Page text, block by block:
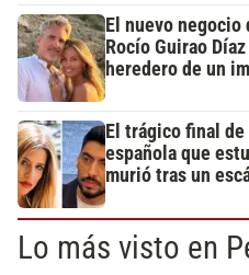
El nuevo
Rocío Guirao
heredero de un
El trágico final
española que
murió tras un
Lo más visto en